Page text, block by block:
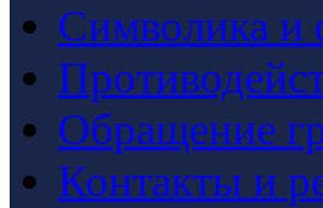
Символика и
Обращение
Контакты и